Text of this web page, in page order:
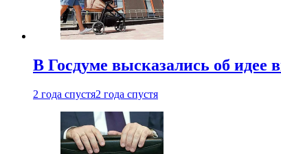
В Госдуме высказались об идее
2 года спустя2 года спустя